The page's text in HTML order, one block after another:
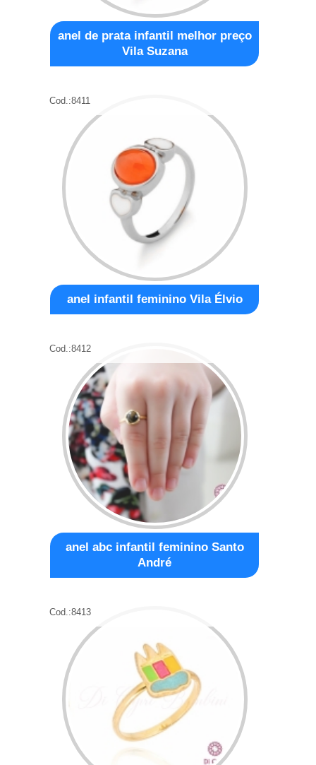
anel de prata infantil melhor preço
Vila Suzana
Cod.:8411
anel infantil feminino Vila Élvio
Cod.:8412
anel abc infantil feminino Santo
André
Cod.:8413